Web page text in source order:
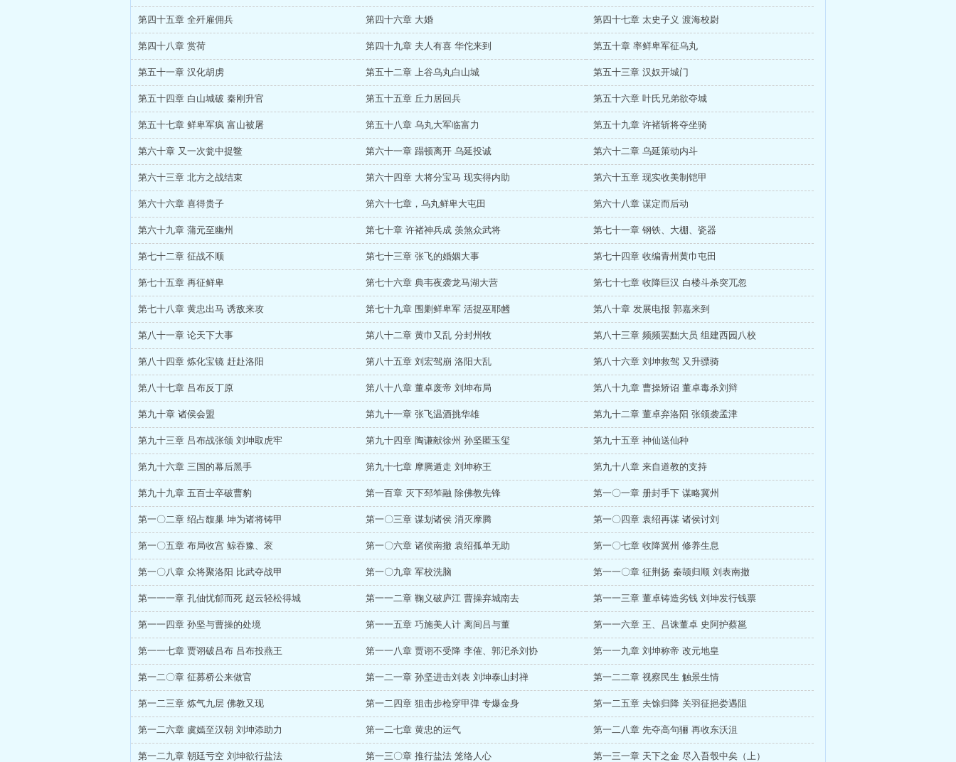
第四十五章 全歼雇佣兵 第四十六章 大婚 第四十七章 太史子义 渡海校尉
第四十八章 赏荷 第四十九章 夫人有喜 华佗来到 第五十章 率鲜卑军征乌丸
第五十一章 汉化胡虏 第五十二章 上谷乌丸白山城 第五十三章 汉奴开城门
第五十四章 白山城破 秦刚升官 第五十五章 丘力居回兵 第五十六章 叶氏兄弟欲夺城
第五十七章 鲜卑军疯 富山被屠 第五十八章 乌丸大军临富力 第五十九章 许褚斩将夺坐骑
第六十章 又一次瓮中捉鳖 第六十一章 蹋顿离开 乌延投诚 第六十二章 乌延策动内斗
第六十三章 北方之战结束 第六十四章 大将分宝马 现实得内助 第六十五章 现实收美制铠甲
第六十六章 喜得贵子 第六十七章，乌丸鲜卑大屯田 第六十八章 谋定而后动
第六十九章 蒲元至幽州 第七十章 许褚神兵成 羡煞众武将 第七十一章 钢铁、大棚、瓷器
第七十二章 征战不顺 第七十三章 张飞的婚姻大事 第七十四章 收编青州黄巾屯田
第七十五章 再征鲜卑 第七十六章 典韦夜袭龙马湖大营 第七十七章 收降巨汉 白楼斗杀突兀忽
第七十八章 黄忠出马 诱敌来攻 第七十九章 围剿鲜卑军 活捉巫耶乸 第八十章 发展电报 郭嘉来到
第八十一章 论天下大事 第八十二章 黄巾又乱 分封州牧 第八十三章 频频罢黜大员 组建西园八校
第八十四章 炼化宝镜 赶赴洛阳 第八十五章 刘宏驾崩 洛阳大乱 第八十六章 刘坤救驾 又升骠骑
第八十七章 吕布反丁原 第八十八章 董卓废帝 刘坤布局 第八十九章 曹操矫诏 董卓毒杀刘辩
第九十章 诸侯会盟 第九十一章 张飞温酒挑华雄 第九十二章 董卓弃洛阳 张颌袭孟津
第九十三章 吕布战张颌 刘坤取虎牢 第九十四章 陶谦献徐州 孙坚匿玉玺 第九十五章 神仙送仙种
第九十六章 三国的幕后黑手 第九十七章 摩腾遁走 刘坤称王 第九十八章 来自道教的支持
第九十九章 五百士卒破曹豹 第一百章 灭下邳笮融 除佛教先锋 第一〇一章 册封手下 谋略冀州
第一〇二章 绍占馥巢 坤为诸将铸甲 第一〇三章 谋划诸侯 消灭摩腾 第一〇四章 袁绍再谋 诸侯讨刘
第一〇五章 布局收宫 鲸吞豫、衮 第一〇六章 诸侯南撤 袁绍孤单无助 第一〇七章 收降冀州 修养生息
第一〇八章 众将聚洛阳 比武夺战甲 第一〇九章 军校洗脑 第一一〇章 征荆扬 秦颉归顺 刘表南撤
第一一一章 孔伷忧郁而死 赵云轻松得城 第一一二章 鞠义破庐江 曹操弃城南去 第一一三章 董卓铸造劣钱 刘坤发行钱票
第一一四章 孙坚与曹操的处境 第一一五章 巧施美人计 离间吕与董 第一一六章 王、吕诛董卓 史阿护蔡邕
第一一七章 贾诩破吕布 吕布投燕王 第一一八章 贾诩不受降 李傕、郭汜杀刘协 第一一九章 刘坤称帝 改元地皇
第一二〇章 征募桥公来做官 第一二一章 孙坚进击刘表 刘坤泰山封禅 第一二二章 视察民生 触景生情
第一二三章 炼气九层 佛教又现 第一二四章 狙击步枪穿甲弹 专爆金身 第一二五章 夫馀归降 关羽征挹娄遇阻
第一二六章 虞嫣至汉朝 刘坤添助力 第一二七章 黄忠的运气 第一二八章 先夺高句骊 再收东沃沮
第一二九章 朝廷亏空 刘坤欲行盐法 第一三〇章 推行盐法 笼络人心 第一三一章 天下之金 尽入吾彀中矣（上）